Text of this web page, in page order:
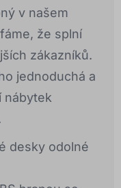
v našem
že splní
zákazníků.
jednoduchá a
nábytek
desky odolné